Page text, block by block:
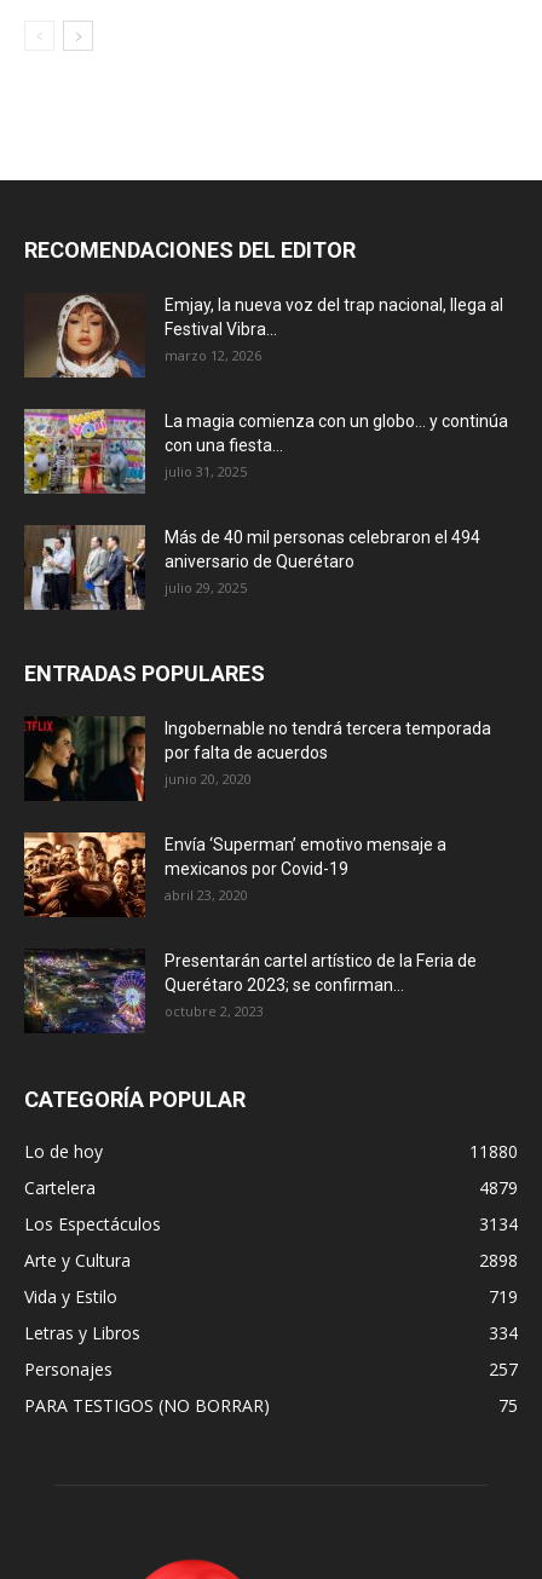
RECOMENDACIONES DEL EDITOR
Emjay, la nueva voz del trap nacional, llega al
Festival Vibra...
marzo 12, 2026
La magia comienza con un globo… y continúa
con una fiesta...
julio 31, 2025
Más de 40 mil personas celebraron el 494
aniversario de Querétaro
julio 29, 2025
ENTRADAS POPULARES
Ingobernable no tendrá tercera temporada
por falta de acuerdos
junio 20, 2020
Envía ‘Superman’ emotivo mensaje a
mexicanos por Covid-19
abril 23, 2020
Presentarán cartel artístico de la Feria de
Querétaro 2023; se confirman...
octubre 2, 2023
CATEGORÍA POPULAR
Lo de hoy
11880
Cartelera
4879
Los Espectáculos
3134
Arte y Cultura
2898
Vida y Estilo
719
Letras y Libros
334
Personajes
257
PARA TESTIGOS (NO BORRAR)
75